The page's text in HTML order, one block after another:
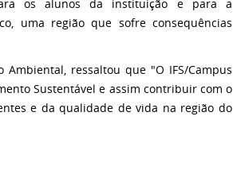
os alunos da instituição e para a
uma região que sofre consequências
ressaltou que "O IFS/Campus
Sustentável e assim contribuir com o
e da qualidade de vida na região do